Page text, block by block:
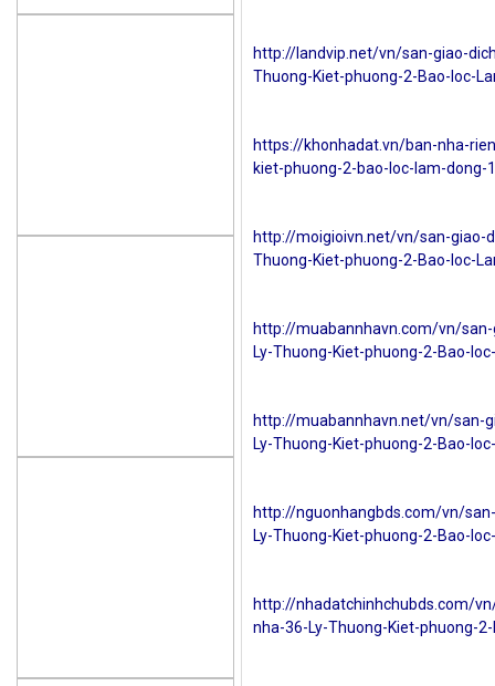
http://landvip.net/vn/san-giao-
Thuong-Kiet-phuong-2-Bao-loc-
https://khonhadat.vn/ban-nha-
kiet-phuong-2-bao-loc-lam-dong-
http://moigioivn.net/vn/san-giao-
Thuong-Kiet-phuong-2-Bao-loc-
http://muabannhavn.com/vn/
Ly-Thuong-Kiet-phuong-2-Bao-
http://muabannhavn.net/vn/san-
Ly-Thuong-Kiet-phuong-2-Bao-
http://nguonhangbds.com/vn/
Ly-Thuong-Kiet-phuong-2-Bao-
http://nhadatchinhchubds.com/
nha-36-Ly-Thuong-Kiet-phuong-